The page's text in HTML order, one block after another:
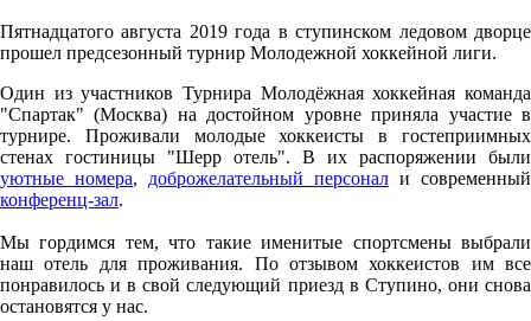
Пятнадцатого августа 2019 года в ступинском ледовом дворце
прошел предсезонный турнир Молодежной хоккейной лиги.
Один из участников Турнира Молодёжная хоккейная команда
"Спартак" (Москва) на достойном уровне приняла участие в
турнире. Проживали молодые хоккеисты в гостеприимных
стенах гостиницы "Шерр отель". В их распоряжении были
уютные номера, доброжелательный персонал и современный
конференц-зал.
Мы гордимся тем, что такие именитые спортсмены выбрали
наш отель для проживания. По отзывом хоккеистов им все
понравилось и в свой следующий приезд в Ступино, они снова
остановятся у нас.